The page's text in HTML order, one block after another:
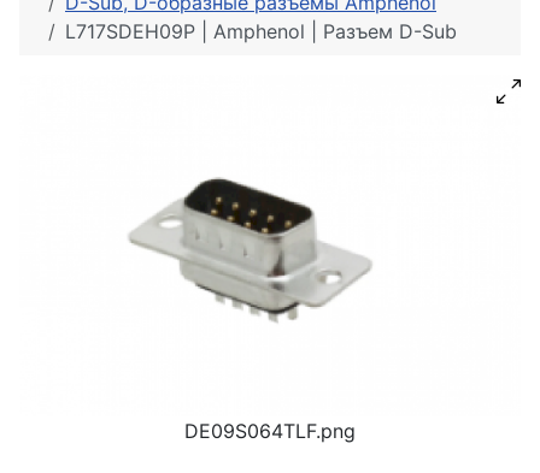
L717SDEH09P | Amphenol | Разъем D-Sub
DE09S064TLF.png